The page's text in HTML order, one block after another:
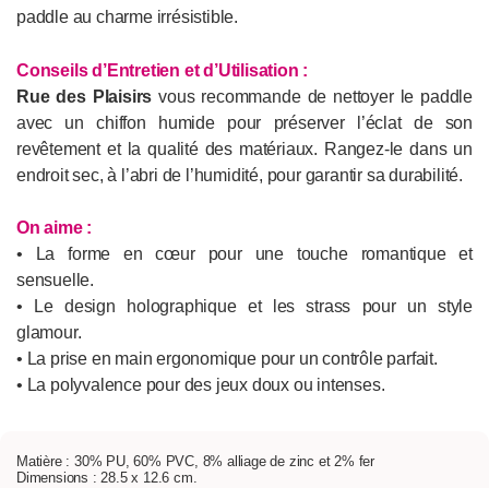
paddle au charme irrésistible.
Conseils d’Entretien et d’Utilisation :
Rue des Plaisirs vous recommande de nettoyer le paddle
avec un chiffon humide pour préserver l’éclat de son
revêtement et la qualité des matériaux. Rangez-le dans un
endroit sec, à l’abri de l’humidité, pour garantir sa durabilité.
On aime :
• La forme en cœur pour une touche romantique et
sensuelle.
• Le design holographique et les strass pour un style
glamour.
• La prise en main ergonomique pour un contrôle parfait.
• La polyvalence pour des jeux doux ou intenses.
Matière : 30% PU, 60% PVC, 8% alliage de zinc et 2% fer
Dimensions : 28.5 x 12.6 cm.